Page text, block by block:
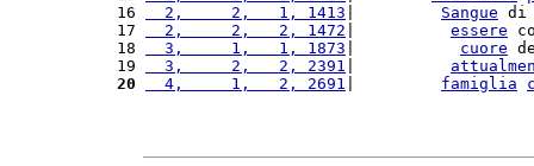
16
  2,     2,   1, 1413
Sangue
17
  2,     2,   2, 1472
essere
18
  3,     1,   1, 1873
cuore
19
  3,     2,   2, 2391
20
  4,     1,   2, 2691
famiglia